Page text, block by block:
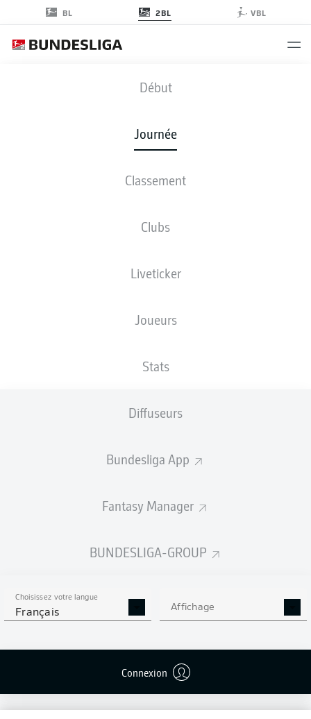
BL 2BL VBL
Début
Journée
Classement
Clubs
Liveticker
Joueurs
Stats
Diffuseurs
Bundesliga App
Fantasy Manager
BUNDESLIGA-GROUP
Choisissez votre langue
Français Affichage
Connexion
FCN - OSN
COMPOSITIONS STATISTIQUES
ven., 18.12.2026 - dim., 20.12.2026
Publicité